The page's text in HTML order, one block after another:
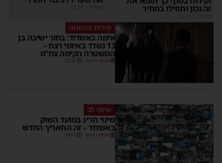
זה נכון ותוזילו במחיר
פירות ההסתה
אימה באשדוד: בחור ישיבה בן
13 נשדד באיומי רצח –
המשטרה הקימה צח”מ
מנחם דויטש 22:32
שימו לב
שינוי חריג במועד השוק
באשדוד – זה התאריך החדש
מנחם דויטש 16:07